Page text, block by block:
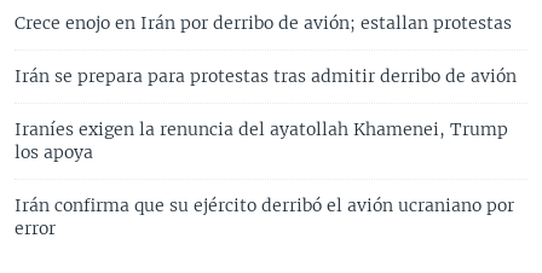
Crece enojo en Irán por derribo de avión; estallan protestas
Irán se prepara para protestas tras admitir derribo de avión
Iraníes exigen la renuncia del ayatollah Khamenei, Trump
los apoya
Irán confirma que su ejército derribó el avión ucraniano por
error